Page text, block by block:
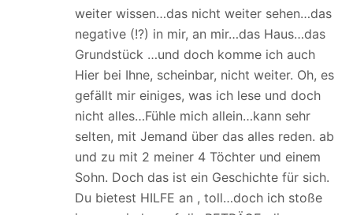
weiter wissen…das nicht weiter sehen…das
negative (!?) in mir, an mir…das Haus…das
Grundstück …und doch komme ich auch
Hier bei Ihne, scheinbar, nicht weiter. Oh, es
gefällt mir einiges, was ich lese und doch
nicht alles…Fühle mich allein…kann sehr
selten, mit Jemand über das alles reden. ab
und zu mit 2 meiner 4 Töchter und einem
Sohn. Doch das ist ein Geschichte für sich.
Du bietest HILFE an , toll…doch ich stoße